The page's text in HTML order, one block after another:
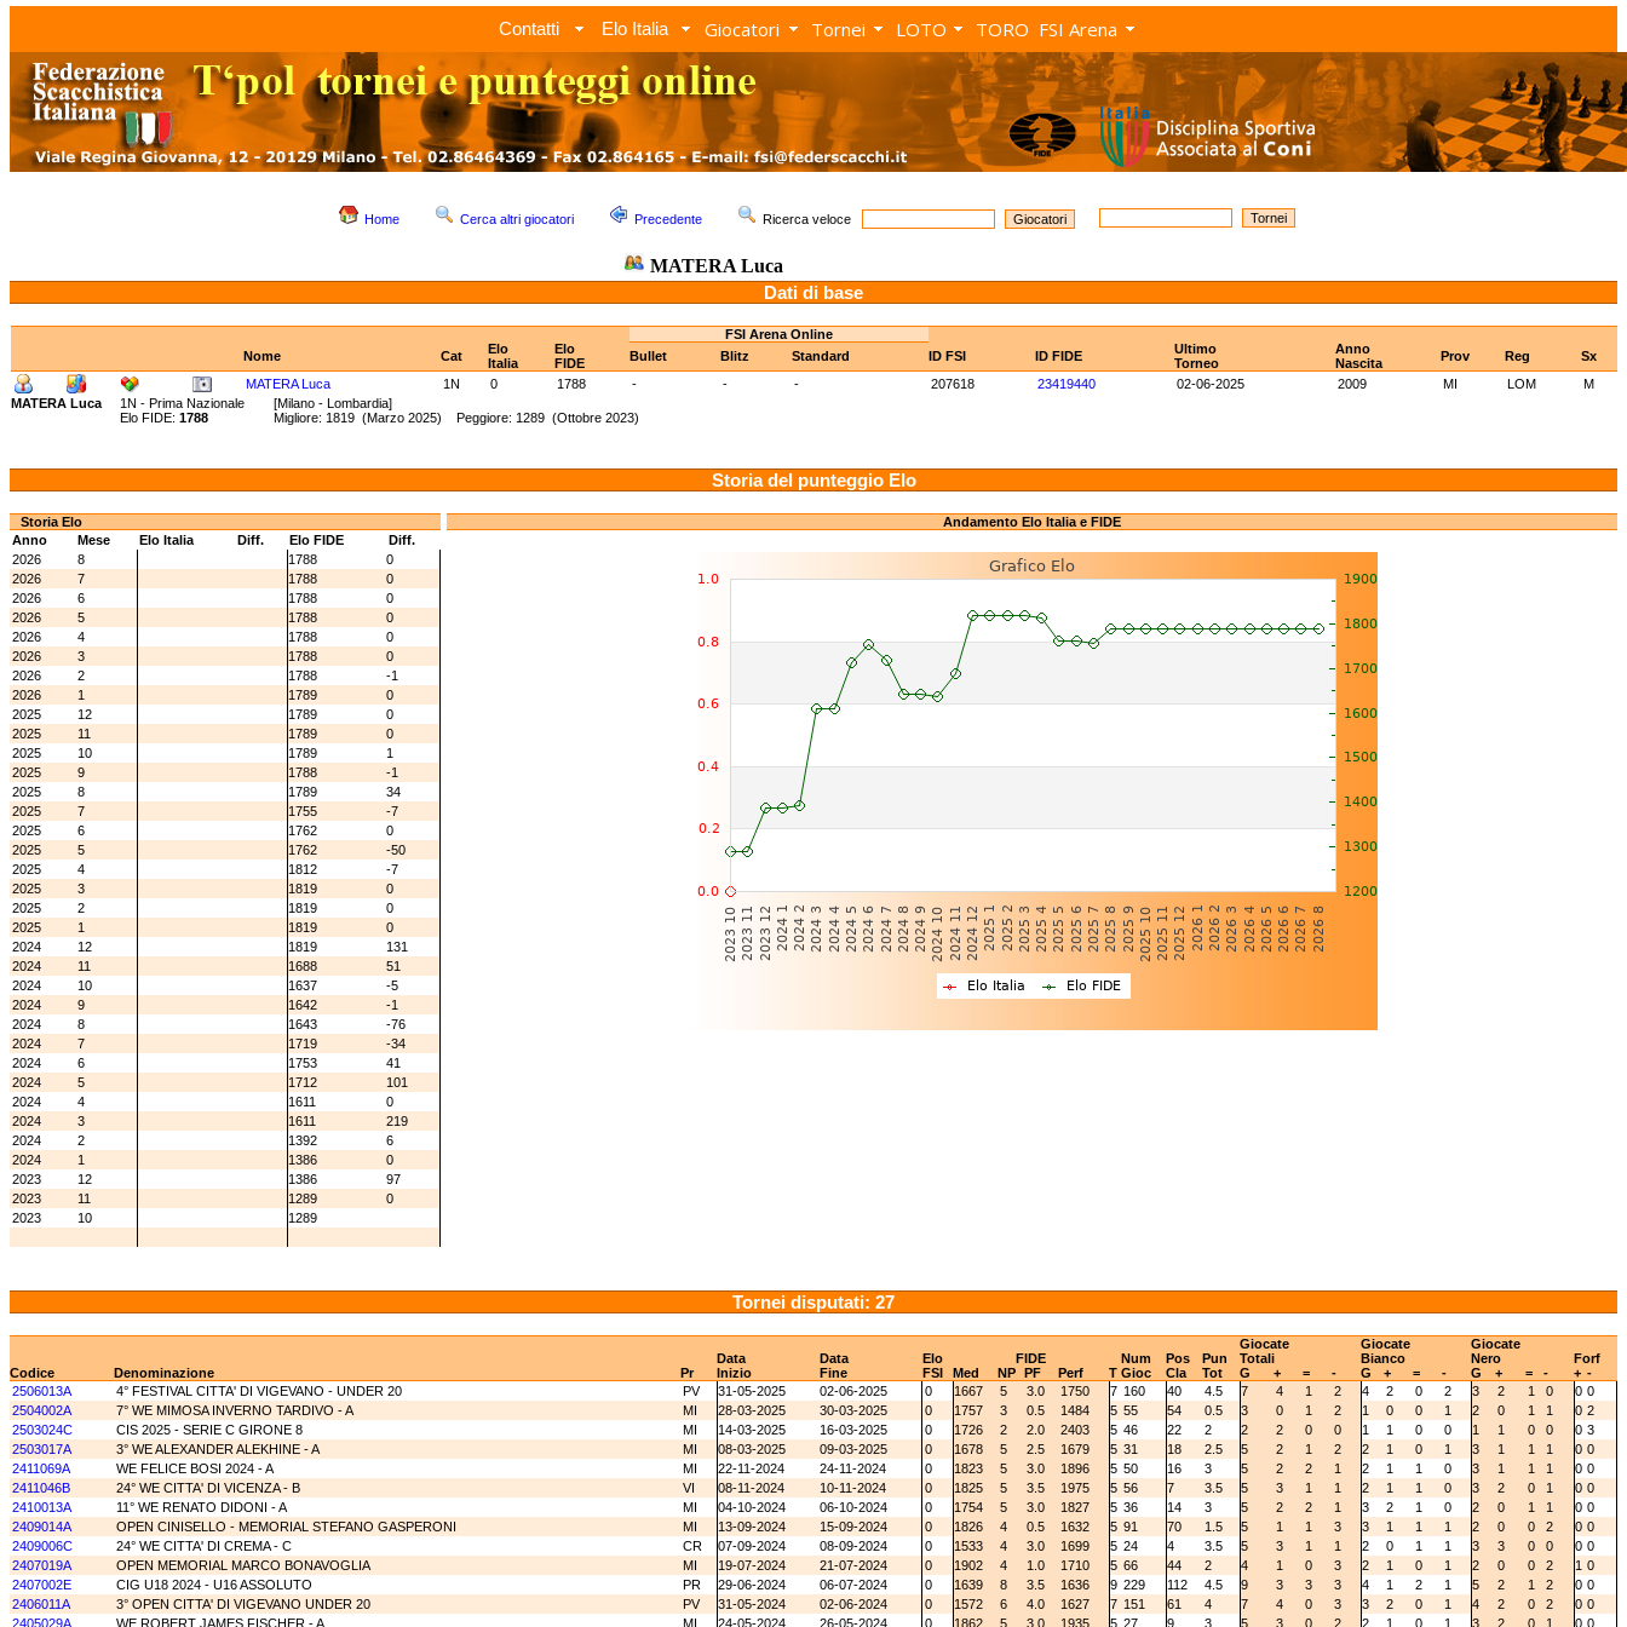
Contatti Elo Italia Giocatori Tornei LOTO TORO FSI Arena
Home Cerca altri giocatori Precedente Ricerca veloce
MATERA Luca
Dati di base
FSI Arena Online
Nome
Cat
Elo
Italia
Elo
FIDE
Bullet Blitz Standard ID FSI ID FIDE
Ultimo
Torneo
Anno
Nascita
Prov Reg
Sx
MATERA Luca
1N 0 1788 - - - 207618 23419440 02-06-2025 2009 MI LOM
M
MATERA Luca
1N - Prima Nazionale [Milano - Lombardia]
Elo FIDE: 1788 Migliore: 1819 (Marzo 2025) Peggiore: 1289 (Ottobre 2023)
Storia del punteggio Elo
Storia Elo
Anno
Mese Elo Italia Diff. Elo FIDE
Diff.
2026
8 1788
0
2026
7 1788
0
2026
6 1788
0
2026
5 1788
0
2026
4 1788
0
2026
3 1788
0
2026
2 1788
-1
2026
1 1789
0
2025
12 1789
0
2025
11 1789
0
2025
10 1789
1
2025
9 1788
-1
2025
8 1789
34
2025
7 1755
-7
2025
6 1762
0
2025
5 1762
-50
2025
4 1812
-7
2025
3 1819
0
2025
2 1819
0
2025
1 1819
0
2024
12 1819
131
2024
11 1688
51
2024
10 1637
-5
2024
9 1642
-1
2024
8 1643
-76
2024
7 1719
-34
2024
6 1753
41
2024
5 1712
101
2024
4 1611
0
2024
3 1611
219
2024
2 1392
6
2024
1 1386
0
2023
12 1386
97
2023
11 1289
0
2023
10 1289
Andamento Elo Italia e FIDE
Tornei disputati: 27
Data Data Elo FIDE Num Pos Pun
Giocate
Totali
Giocate
Bianco
Giocate
Nero
Forf
Codice
Denominazione Pr Inizio Fine FSI Med NP PF Perf T Gioc Cla Tot G + = - G + = - G + = - + -
2506013A
4° FESTIVAL CITTA' DI VIGEVANO - UNDER 20 PV 31-05-2025 02-06-2025 0 1667 5 3.0 1750 7 160 40 4.5 7 4 1 2 4 2 0 2 3 2 1 0 0 0
2504002A
7° WE MIMOSA INVERNO TARDIVO - A MI 28-03-2025 30-03-2025 0 1757 3 0.5 1484 5 55 54 0.5 3 0 1 2 1 0 0 1 2 0 1 1 0 2
2503024C
CIS 2025 - SERIE C GIRONE 8 MI 14-03-2025 16-03-2025 0 1726 2 2.0 2403 5 46 22 2 2 2 0 0 1 1 0 0 1 1 0 0 0 3
2503017A
3° WE ALEXANDER ALEKHINE - A MI 08-03-2025 09-03-2025 0 1678 5 2.5 1679 5 31 18 2.5 5 2 1 2 2 1 0 1 3 1 1 1 0 0
2411069A
WE FELICE BOSI 2024 - A MI 22-11-2024 24-11-2024 0 1823 5 3.0 1896 5 50 16 3 5 2 2 1 2 1 1 0 3 1 1 1 0 0
2411046B
24° WE CITTA' DI VICENZA - B VI 08-11-2024 10-11-2024 0 1825 5 3.5 1975 5 56 7 3.5 5 3 1 1 2 1 1 0 3 2 0 1 0 0
2410013A
11° WE RENATO DIDONI - A MI 04-10-2024 06-10-2024 0 1754 5 3.0 1827 5 36 14 3 5 2 2 1 3 2 1 0 2 0 1 1 0 0
2409014A
OPEN CINISELLO - MEMORIAL STEFANO GASPERONI MI 13-09-2024 15-09-2024 0 1826 4 0.5 1632 5 91 70 1.5 5 1 1 3 3 1 1 1 2 0 0 2 0 0
2409006C
24° WE CITTA' DI CREMA - C CR 07-09-2024 08-09-2024 0 1533 4 3.0 1699 5 24 4 3.5 5 3 1 1 2 0 1 1 3 3 0 0 0 0
2407019A
OPEN MEMORIAL MARCO BONAVOGLIA MI 19-07-2024 21-07-2024 0 1902 4 1.0 1710 5 66 44 2 4 1 0 3 2 1 0 1 2 0 0 2 1 0
2407002E
CIG U18 2024 - U16 ASSOLUTO PR 29-06-2024 06-07-2024 0 1639 8 3.5 1636 9 229 112 4.5 9 3 3 3 4 1 2 1 5 2 1 2 0 0
2406011A
3° OPEN CITTA' DI VIGEVANO UNDER 20 PV 31-05-2024 02-06-2024 0 1572 6 4.0 1627 7 151 61 4 7 4 0 3 3 2 0 1 4 2 0 2 0 0
2405029A
WE ROBERT JAMES FISCHER - A MI 24-05-2024 26-05-2024 0 1862 5 3.0 1935 5 27 9 3 5 3 0 2 2 1 0 1 3 2 0 1 0 0